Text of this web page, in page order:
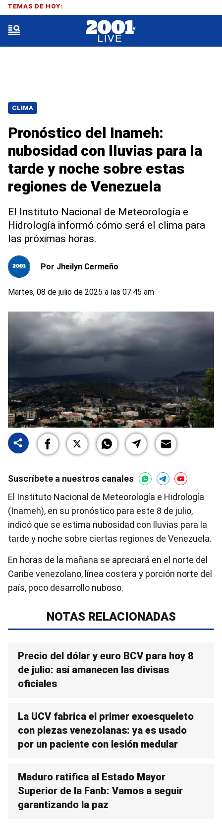
CLIMA
Pronóstico del Inameh:
nubosidad con lluvias para la
tarde y noche sobre estas
regiones de Venezuela
El Instituto Nacional de Meteorología e
Hidrología informó cómo será el clima para
las próximas horas.
Por Jheilyn Cermeño
Martes, 08 de julio de 2025 a las 07:45 am
Suscríbete a nuestros canales
El Instituto Nacional de Meteorología e Hidrología
(Inameh), en su pronóstico para este 8 de julio,
indicó que se estima nubosidad con lluvias para la
tarde y noche sobre ciertas regiones de Venezuela.
En horas de la mañana se apreciará en el norte del
Caribe venezolano, línea costera y porción norte del
país, poco desarrollo nuboso.
NOTAS RELACIONADAS
Precio del dólar y euro BCV para hoy 8
de julio: así amanecen las divisas
oficiales
La UCV fabrica el primer exoesqueleto
con piezas venezolanas: ya es usado
por un paciente con lesión medular
Maduro ratifica al Estado Mayor
Superior de la Fanb: Vamos a seguir
garantizando la paz
TEMAS DE HOY: